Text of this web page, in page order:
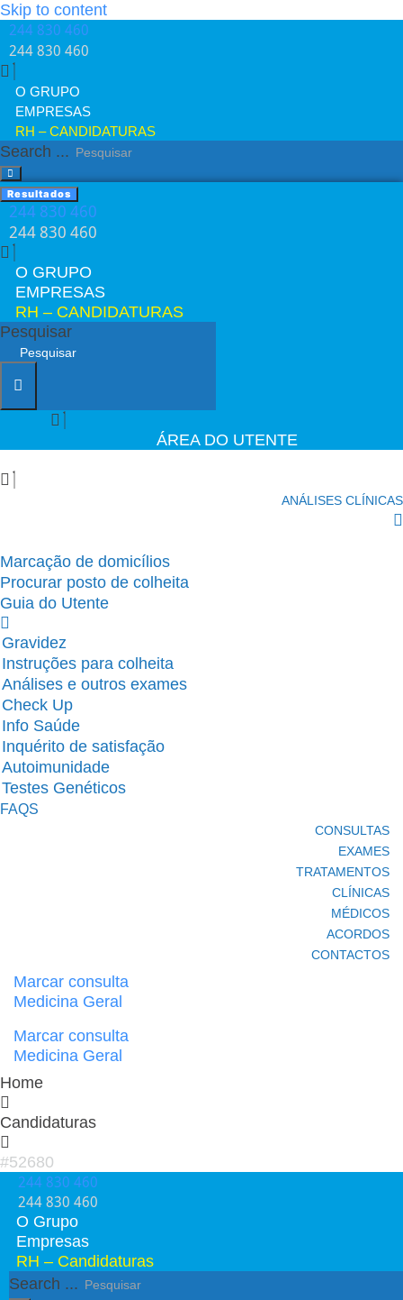
Skip to content
244 830 460​
244 830 460​
O GRUPO
EMPRESAS
RH – CANDIDATURAS
Search ...
Resultados
244 830 460​
244 830 460​
O GRUPO
EMPRESAS
RH – CANDIDATURAS
Pesquisar
ÁREA DO UTENTE
ANÁLISES CLÍNICAS
Marcação de domicílios
Procurar posto de colheita
Guia do Utente
Gravidez
Instruções para colheita
Análises e outros exames
Check Up
Info Saúde
Inquérito de satisfação
Autoimunidade
Testes Genéticos
FAQS
CONSULTAS
EXAMES
TRATAMENTOS
CLÍNICAS
MÉDICOS
ACORDOS
CONTACTOS
Marcar consulta
Medicina Geral
Marcar consulta
Medicina Geral
Home
Candidaturas
#52680
244 830 460​
244 830 460​
O Grupo
Empresas
RH – Candidaturas
Search ...